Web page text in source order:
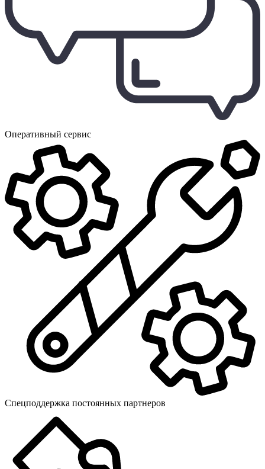
Оперативный сервис
Спецподдержка постоянных партнеров